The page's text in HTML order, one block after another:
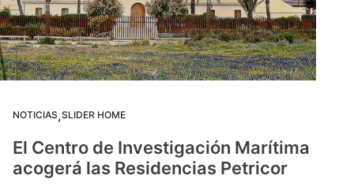
NOTICIAS,SLIDER HOME
El Centro de Investigación Marítima
acogerá las Residencias Petricor